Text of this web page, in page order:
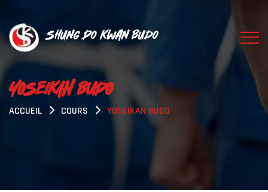
Shung Do Kwan Budo
YOSEIKAN BUDO
ACCUEIL COURS YOSEIKAN BUDO